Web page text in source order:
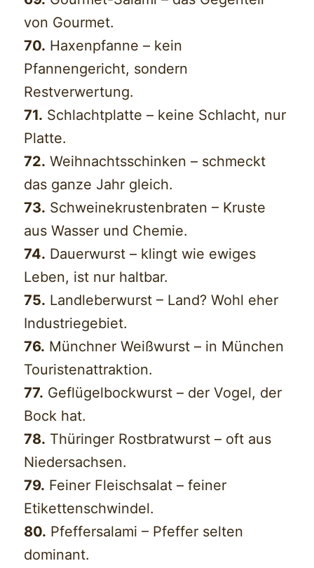
von Gourmet.
70. Haxenpfanne – kein
Pfannengericht, sondern
Restverwertung.
71. Schlachtplatte – keine Schlacht, nur
Platte.
72. Weihnachtsschinken – schmeckt
das ganze Jahr gleich.
73. Schweinekrustenbraten – Kruste
aus Wasser und Chemie.
74. Dauerwurst – klingt wie ewiges
Leben, ist nur haltbar.
75. Landleberwurst – Land? Wohl eher
Industriegebiet.
76. Münchner Weißwurst – in München
Touristenattraktion.
77. Geflügelbockwurst – der Vogel, der
Bock hat.
78. Thüringer Rostbratwurst – oft aus
Niedersachsen.
79. Feiner Fleischsalat – feiner
Etikettenschwindel.
80. Pfeffersalami – Pfeffer selten
dominant.